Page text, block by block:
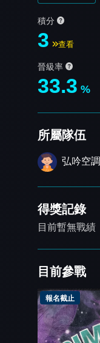
積分
3 查看
晉級率
33.3%
所屬隊伍
弘吟空調
得獎記錄
目前暫無戰績
目前參戰
報名截止